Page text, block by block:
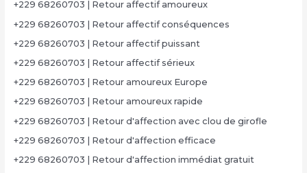
+229 68260703 | Retour affectif amoureux
+229 68260703 | Retour affectif conséquences
+229 68260703 | Retour affectif puissant
+229 68260703 | Retour affectif sérieux
+229 68260703 | Retour amoureux Europe
+229 68260703 | Retour amoureux rapide
+229 68260703 | Retour d'affection avec clou de girofle
+229 68260703 | Retour d'affection efficace
+229 68260703 | Retour d'affection immédiat gratuit